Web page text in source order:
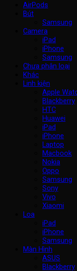
AirPods
Bút
Samsung
Camera
iPad
iPhone
Samsung
Chưa phân loại
Khác
Linh kiện
Apple
Blackberry
HTC
Huawei
iPad
iPhone
Laptop
Macbook
Nokia
Oppo
Samsung
Sony
Vivo
Xiaomi
Loa
iPad
iPhone
Samsung
Màn Hình
ASUS
Blackberry